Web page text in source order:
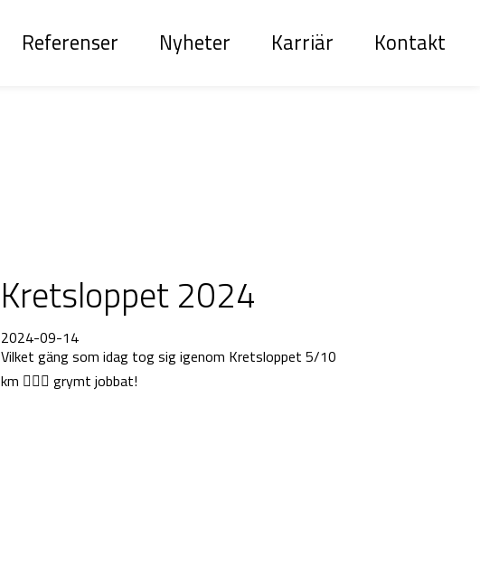
Referenser Nyheter Karriär Kontakt
Kretsloppet 2024
2024-09-14
Vilket gäng som idag tog sig igenom Kretsloppet 5/10
km 🏃🏽‍♀️ grymt jobbat!